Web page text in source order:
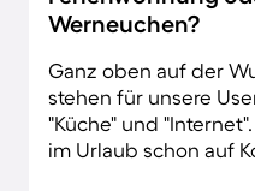
Werneuchen?
Ganz oben auf der
stehen für unsere
"Küche" und
im Urlaub schon auf